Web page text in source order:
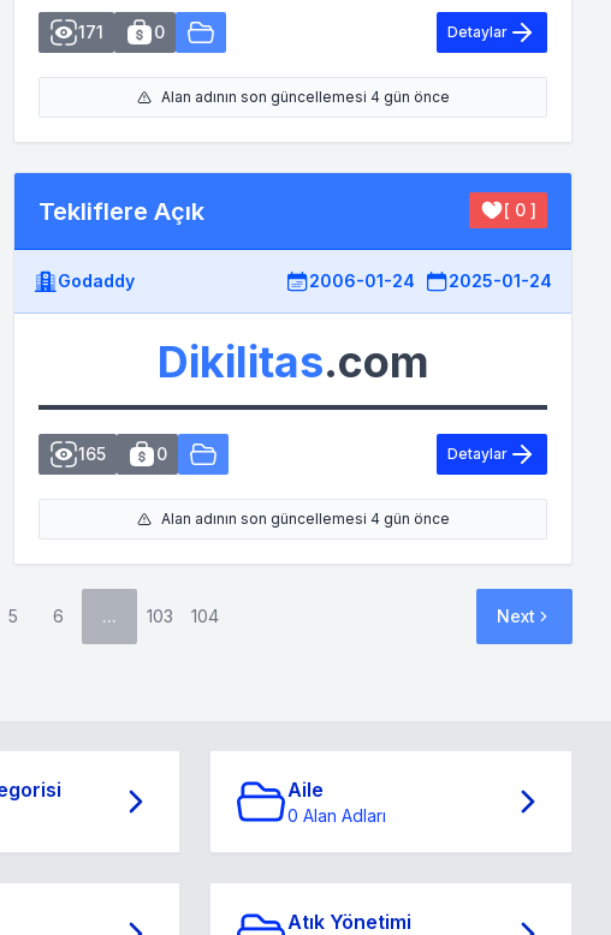
171 0 Detaylar
Alan adının son güncellemesi 4 gün önce
Tekliflere Açık [ 0 ]
Godaddy 2006-01-24 2025-01-24
Dikilitas.com
165 0 Detaylar
Alan adının son güncellemesi 4 gün önce
5 6 ... 103 104 Next
Aile
0 Alan Adları
Atık Yönetimi